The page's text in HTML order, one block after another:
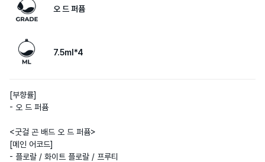
오 드 퍼퓸
7.5ml*4
[부향률]
- 오 드 퍼퓸
<굿걸 곤 배드 오 드 퍼퓸>
[메인 어코드]
- 플로랄 / 화이트 플로랄 / 프루티